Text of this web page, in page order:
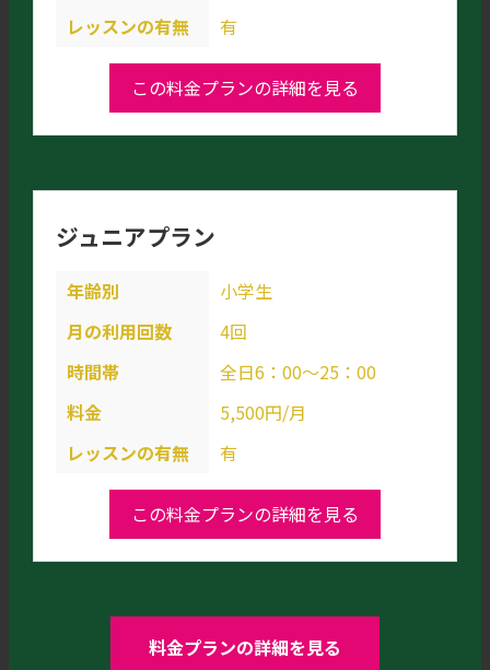
レッスンの有無
有
この料金プランの詳細を見る
ジュニアプラン
年齢別
小学生
月の利用回数
4回
時間帯
全日6：00～25：00
料金
5,500円/月
レッスンの有無
有
この料金プランの詳細を見る
料金プランの詳細を見る